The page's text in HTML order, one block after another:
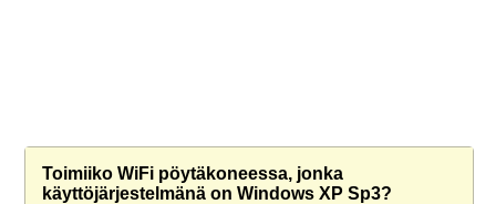
Toimiiko WiFi pöytäkoneessa, jonka
käyttöjärjestelmänä on Windows XP Sp3?